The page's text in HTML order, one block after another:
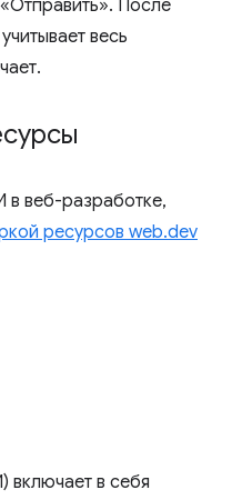
После
весь
в веб-разработке,
ресурсов web.dev
включает в себя